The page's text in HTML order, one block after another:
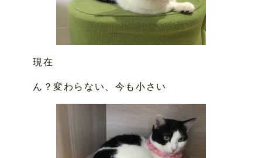
現在
ん？変わらない、今も小さい